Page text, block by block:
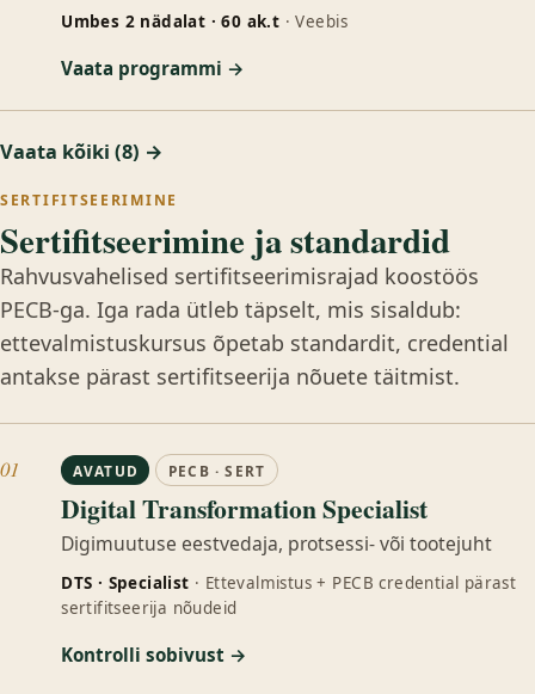
Umbes 2 nädalat · 60 ak.t · Veebis
Vaata programmi →
Vaata kõiki (8) →
SERTIFITSEERIMINE
Sertifitseerimine ja standardid
Rahvusvahelised sertifitseerimisrajad koostöös
PECB-ga. Iga rada ütleb täpselt, mis sisaldub:
ettevalmistuskursus õpetab standardit, credential
antakse pärast sertifitseerija nõuete täitmist.
01 AVATUD PECB · SERT
Digital Transformation Specialist
Digimuutuse eestvedaja, protsessi- või tootejuht
DTS · Specialist · Ettevalmistus + PECB credential pärast
sertifitseerija nõudeid
Kontrolli sobivust →